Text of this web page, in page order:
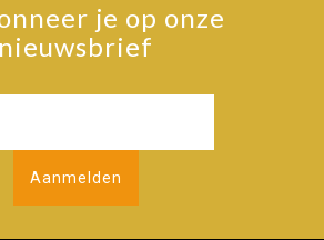
je op onze
nieuwsbrief
Aanmelden